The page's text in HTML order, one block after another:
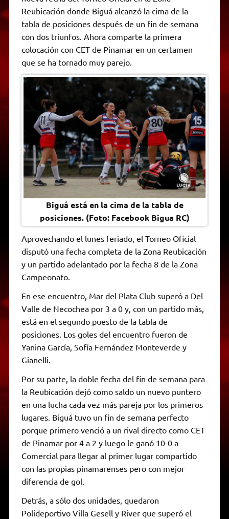
A
p
p
a
m
e
r
o
o
k
n
g
e
i
n
k
F
r
i
n
d
l
y
Reubicación donde Biguá alcanzó la cima de la
tabla de posiciones después de un fin de semana
con dos triunfos. Ahora comparte la primera
colocación con CET de Pinamar en un certamen
que se ha tornado muy parejo.
Biguá está en la cima de la tabla de
posiciones. (Foto: Facebook Bigua RC)
Aprovechando el lunes feriado, el Torneo Oficial
disputó una fecha completa de la Zona Reubicación
y un partido adelantado por la fecha 8 de la Zona
Campeonato.
En ese encuentro, Mar del Plata Club superó a Del
Valle de Necochea por 3 a 0 y, con un partido más,
está en el segundo puesto de la tabla de
posiciones. Los goles del encuentro fueron de
Yanina García, Sofía Fernández Monteverde y
Gianelli.
Por su parte, la doble fecha del fin de semana para
la Reubicación dejó como saldo un nuevo puntero
en una lucha cada vez más pareja por los primeros
lugares. Biguá tuvo un fin de semana perfecto
porque primero venció a un rival directo como CET
de Pinamar por 4 a 2 y luego le ganó 10-0 a
Comercial para llegar al primer lugar compartido
con las propias pinamarenses pero con mejor
diferencia de gol.
Detrás, a sólo dos unidades, quedaron
Polideportivo Villa Gesell y River que superó el